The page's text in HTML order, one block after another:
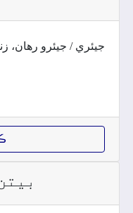
جيئري / جيئرو رھان،